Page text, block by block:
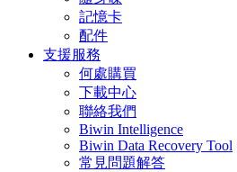
記憶卡
配件
支援服務
何處購買
下載中心
聯絡我們
Biwin Intelligence
Biwin Data Recovery Tool
常見問題解答